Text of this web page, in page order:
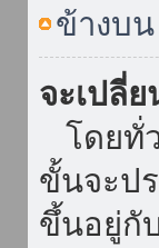
ข้างบน
จะเปลี่
โดยทั่
ขั้นจะป
ขึ้นอยู่กั